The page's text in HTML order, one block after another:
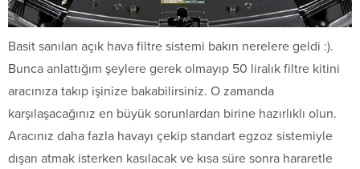
Basit sanılan açık hava filtre sistemi bakın nerelere geldi :).
Bunca anlattığım şeylere gerek olmayıp 50 liralık filtre kitini
aracınıza takıp işinize bakabilirsiniz. O zamanda
karşılaşacağınız en büyük sorunlardan birine hazırlıklı olun.
Aracınız daha fazla havayı çekip standart egzoz sistemiyle
dışarı atmak isterken kasılacak ve kısa süre sonra hararetle